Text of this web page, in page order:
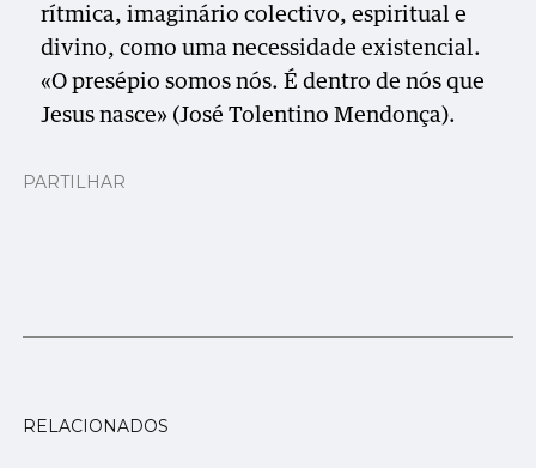
rítmica, imaginário colectivo, espiritual e
divino, como uma necessidade existencial.
«O presépio somos nós. É dentro de nós que
Jesus nasce» (José Tolentino Mendonça).
PARTILHAR
RELACIONADOS